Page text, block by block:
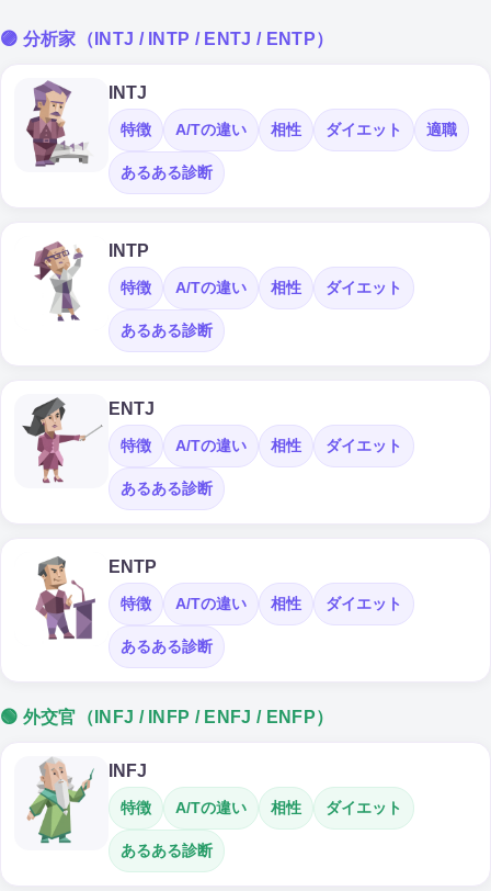
🟣 分析家（INTJ / INTP / ENTJ / ENTP）
INTJ
特徴 A/Tの違い 相性 ダイエット 適職
あるある診断
INTP
特徴 A/Tの違い 相性 ダイエット
あるある診断
ENTJ
特徴 A/Tの違い 相性 ダイエット
あるある診断
ENTP
特徴 A/Tの違い 相性 ダイエット
あるある診断
🟢 外交官（INFJ / INFP / ENFJ / ENFP）
INFJ
特徴 A/Tの違い 相性 ダイエット
あるある診断